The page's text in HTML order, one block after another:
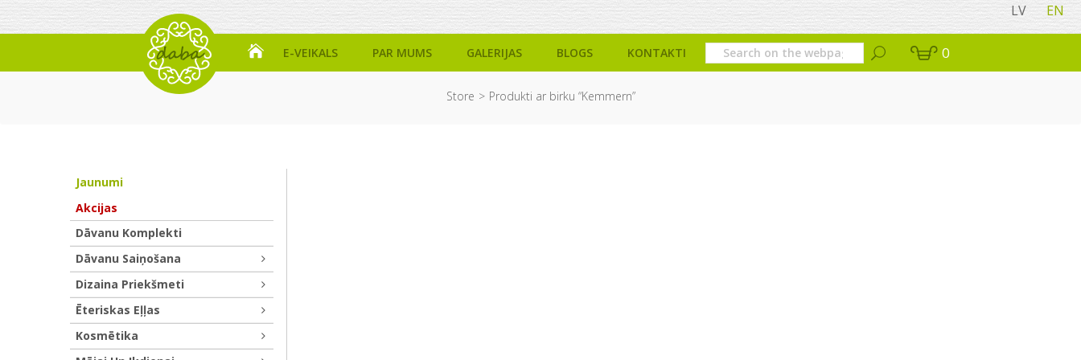
LV EN
E-VEIKALS PAR MUMS GALERIJAS BLOGS KONTAKTI 0
Store Produkti ar birku “Kemmern”
Jaunumi
Akcijas
Dāvanu Komplekti
Dāvanu Saiņošana
Dizaina Priekšmeti
Ēteriskas Eļļas
Kosmētika